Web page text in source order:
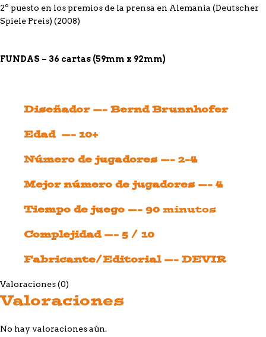
2º puesto en los premios de la prensa en Alemania (Deutscher
Spiele Preis) (2008)
FUNDAS – 36 cartas (59mm x 92mm)
Diseñador —- Bernd Brunnhofer
Edad —- 10+
Número de jugadores —- 2-4
Mejor número de jugadores —- 4
Tiempo de juego —- 90 minutos
Complejidad —- 5 / 10
Fabricante/Editorial —- DEVIR
Valoraciones (0)
Valoraciones
No hay valoraciones aún.